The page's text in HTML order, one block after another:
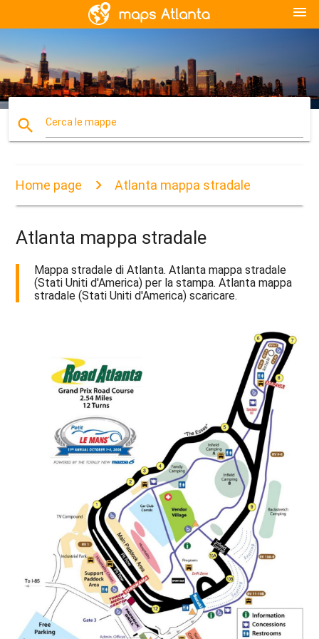
menu
search Cerca le mappe
Home page Atlanta mappa stradale
Atlanta mappa stradale
Mappa stradale di Atlanta. Atlanta mappa stradale
(Stati Uniti d'America) per la stampa. Atlanta mappa
stradale (Stati Uniti d'America) scaricare.